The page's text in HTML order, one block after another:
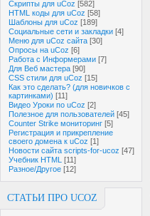
Скрипты для uCoz [582]
HTML коды для uCoz [58]
Шаблоны для uCoz [189]
Социальные сети и закладки [4]
Меню для uCoz сайта [30]
Опросы на uCoz [6]
Работа с Информерами [7]
Для Веб мастера [90]
CSS стили для uCoz [15]
Как это сделать? (для новичков с
картинками) [11]
Видео Уроки по uCoz [2]
Полезное для пользователей [45]
Counter Strike мониторинг [5]
Регистрация и прикрепление
своего домена к uCoz [1]
Новости сайта scripts-for-ucoz [47]
Учебник HTML [11]
Разное/Другое [12]
СТАТЬИ ПРО UCOZ